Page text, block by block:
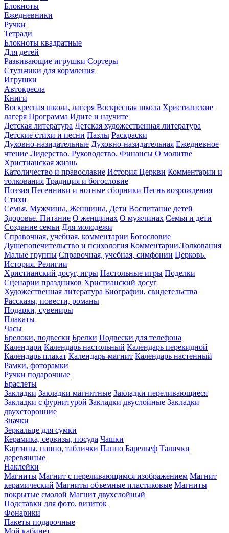
Блокноты
Ежедневники
Ручки
Тетради
Блокноты квадратные
Для детей
Развивающие игрушки Сортеры
Стульчики для кормления
Игрушки
Автокресла
Книги
Воскресная школа, лагеря Воскресная школа Христианские
лагеря Программа Идите и научите
Детская литература Детская художественная литература
Детские стихи и песни Пазлы Раскраски
Духовно-назидательные Духовно-назидательная Ежедневное
чтение Лидерство. Руководство. Финансы О молитве
Христианская жизнь
Католичество и православие История Церкви Комментарии и
толкования Традиция и богословие
Поэзия Песенники и нотные сборники Песнь возрождения
Стихи
Семья, Мужчины, Женщины, Дети Воспитание детей
Здоровье. Питание О женщинах О мужчинах Семья и дети
Создание семьи Для молодежи
Справочная, учебная, комментарии Богословие
Душепопечительство и психология Комментарии.Толкования
Малые группы Справочная, учебная, симфонии Церковь.
История. Религии
Христианский досуг, игры Настольные игры Поделки
Сценарии праздников Христианский досуг
Художественная литература Биографии, свидетельства
Рассказы, повести, романы
Подарки, сувениры
Плакаты
Часы
Брелоки, подвески Брелки Подвески для телефона
Календари Календарь настольный Календарь перекидной
Календарь плакат Календарь-магнит Календарь настенный
Рамки, фоторамки
Ручки подарочные
Браслеты
Закладки Закладки магнитные Закладки переливающиеся
Закладки с фурнитурой Закладки двуслойные Закладки
двухсторонние
Значки
Зеркальце для сумки
Керамика, сервизы, посуда Чашки
Картины, панно, таблички Панно Барельеф Талички
деревянные
Наклейки
Магниты Магнит с переливающимся изображением Магнит
керамический Магниты объемные пластиковые Магниты
покрытые смолой Магнит двухслойный
Подставки для фото, визиток
Фонарики
Пакеты подарочные
Мой кабинет